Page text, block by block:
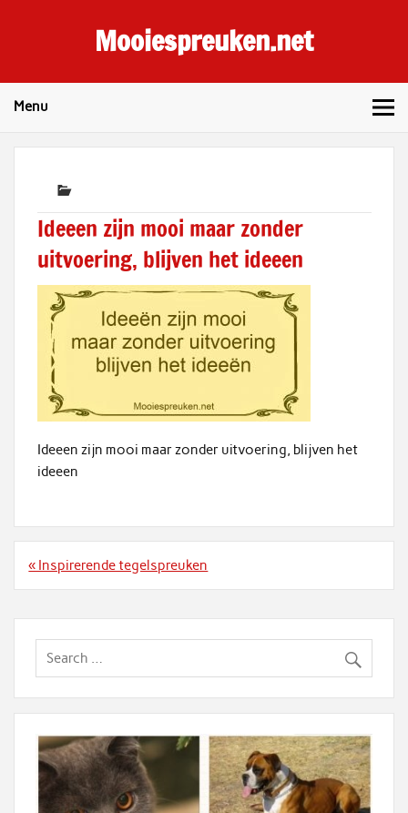
Mooiespreuken.net
Menu
Ideeen zijn mooi maar zonder
uitvoering, blijven het ideeen
Ideeen zijn mooi maar zonder uitvoering, blijven het
ideeen
Bericht
« Inspirerende tegelspreuken